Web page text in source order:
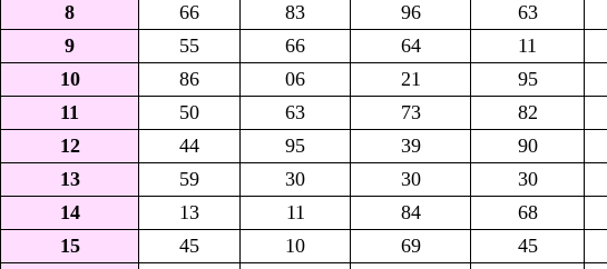
8
66 83 96 63
9
55 66 64 11
10
86 06 21 95
11
50 63 73 82
12
44 95 39 90
13
59 30 30 30
14
13 11 84 68
15
45 10 69 45